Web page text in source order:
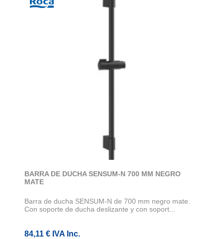
BARRA DE DUCHA SENSUM-N 700 MM NEGRO
MATE
Barra de ducha SENSUM-N de 700 mm negro mate.
Con soporte de ducha deslizante y con soport...
84,11 € IVA Inc.